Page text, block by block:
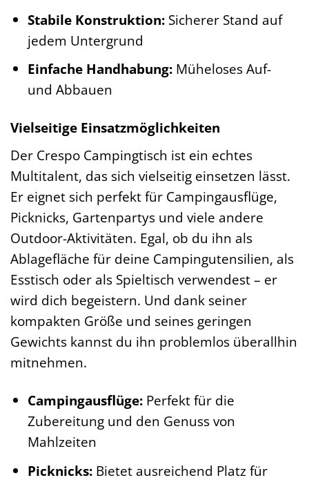
Stabile Konstruktion:Sicherer Stand auf
jedem Untergrund
Einfache Handhabung:Müheloses Auf-
und Abbauen
Vielseitige Einsatzmöglichkeiten
Der Crespo Campingtisch ist ein echtes
Multitalent, das sich vielseitig einsetzen lässt.
Er eignet sich perfekt für Campingausflüge,
Picknicks, Gartenpartys und viele andere
Outdoor-Aktivitäten. Egal, ob du ihn als
Ablagefläche für deine Campingutensilien, als
Esstisch oder als Spieltisch verwendest – er
wird dich begeistern. Und dank seiner
kompakten Größe und seines geringen
Gewichts kannst du ihn problemlos überallhin
mitnehmen.
Campingausflüge:Perfekt für die
Zubereitung und den Genuss von
Mahlzeiten
Picknicks:Bietet ausreichend Platz für